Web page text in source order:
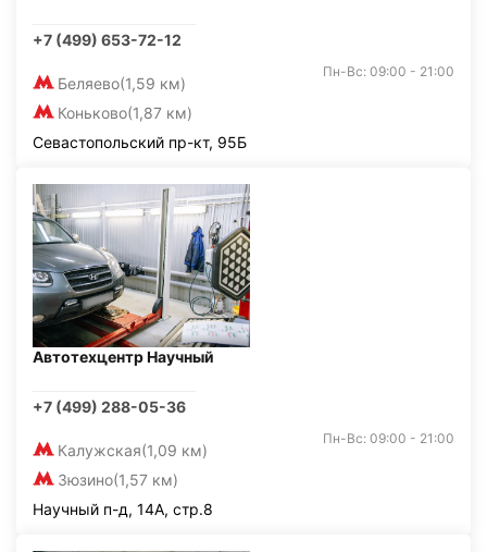
+7 (499) 653-72-12
Беляево(1,59 км)
Коньково(1,87 км)
Пн-Вс: 09:00 - 21:00
Севастопольский пр-кт, 95Б
Автотехцентр Научный
+7 (499) 288-05-36
Калужская(1,09 км)
Зюзино(1,57 км)
Пн-Вс: 09:00 - 21:00
Научный п-д, 14А, стр.8